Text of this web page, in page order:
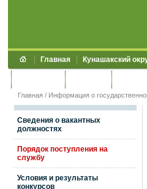
Главная Кунашакский
Главная / Информация о
Сведения о вакантных
должностях
Порядок поступления на
службу
Условия и результаты
конкурсов